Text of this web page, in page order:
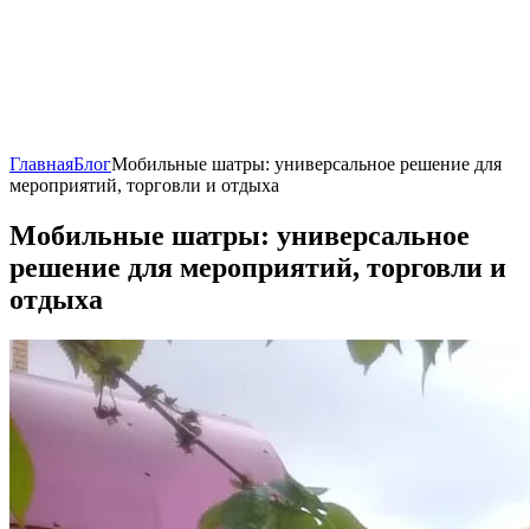
ГлавнаяБлогМобильные шатры: универсальное решение для
мероприятий, торговли и отдыха
Мобильные шатры: универсальное
решение для мероприятий, торговли и
отдыха